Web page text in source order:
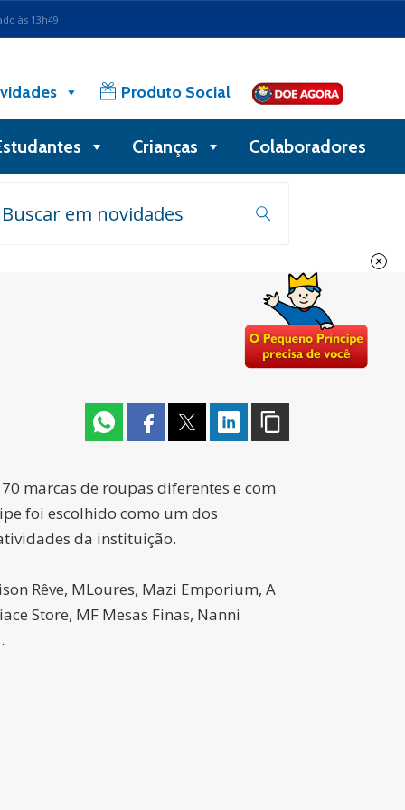
às 13h49
Produto Social
Crianças Colaboradores
marcas de roupas diferentes e com
foi escolhido como um dos
da instituição.
Rêve, MLoures, Mazi Emporium, A
Store, MF Mesas Finas, Nanni